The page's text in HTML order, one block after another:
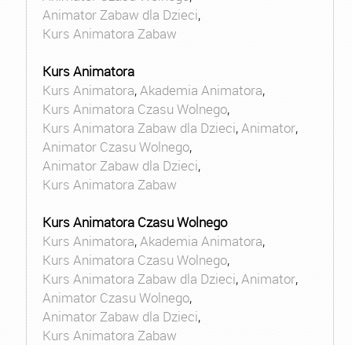
Animator Zabaw dla Dzieci,
Kurs Animatora Zabaw
Kurs Animatora
Kurs Animatora,Akademia Animatora,
Kurs Animatora Czasu Wolnego,
Kurs Animatora Zabaw dla Dzieci,Animator,
Animator Czasu Wolnego,
Animator Zabaw dla Dzieci,
Kurs Animatora Zabaw
Kurs Animatora Czasu Wolnego
Kurs Animatora,Akademia Animatora,
Kurs Animatora Czasu Wolnego,
Kurs Animatora Zabaw dla Dzieci,Animator,
Animator Czasu Wolnego,
Animator Zabaw dla Dzieci,
Kurs Animatora Zabaw